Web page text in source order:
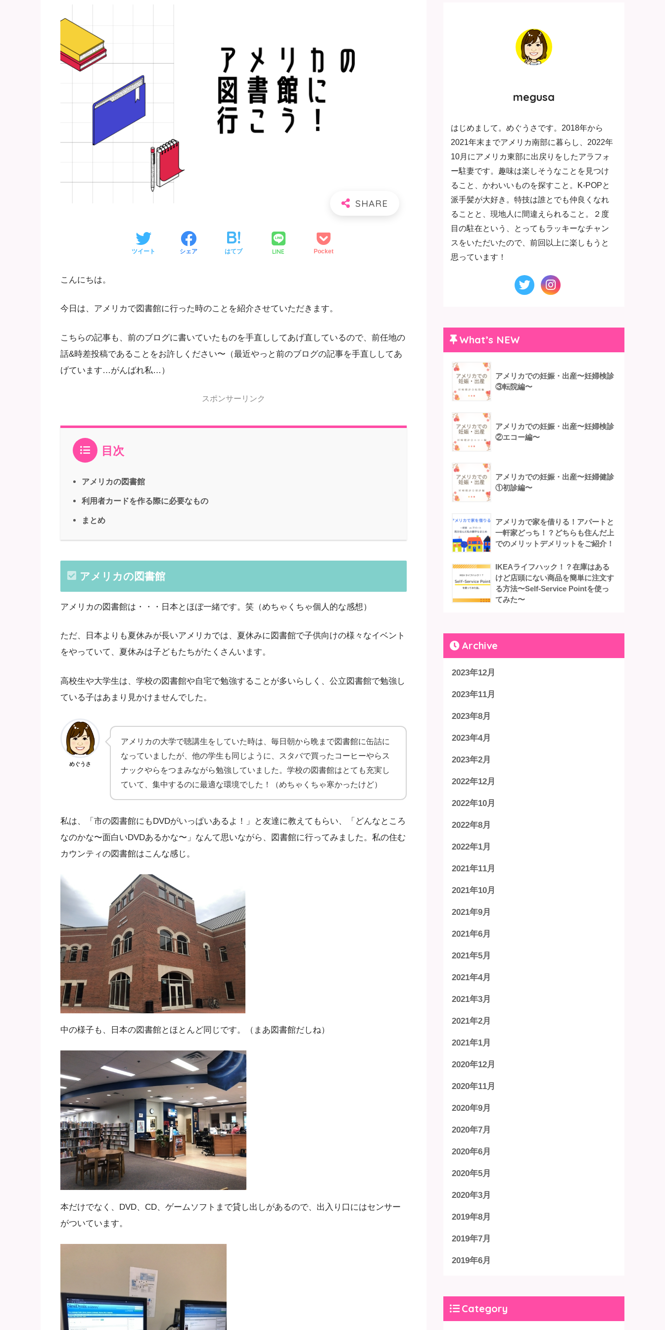
ツイート シェア はてブ LINE Pocket
こんにちは。
今日は、アメリカで図書館に行った時のことを紹介させていただきます。
こちらの記事も、前のブログに書いていたものを手直ししてあげ直しているので、前任地の
話&時差投稿であることをお許しください〜（最近やっと前のブログの記事を手直ししてあ
げています…がんばれ私…）
スポンサーリンク
目次
アメリカの図書館
利用者カードを作る際に必要なもの
まとめ
アメリカの図書館
アメリカの図書館は・・・日本とほぼ一緒です。笑（めちゃくちゃ個人的な感想）
ただ、日本よりも夏休みが長いアメリカでは、夏休みに図書館で子供向けの様々なイベント
をやっていて、夏休みは子どもたちがたくさんいます。
高校生や大学生は、学校の図書館や自宅で勉強することが多いらしく、公立図書館で勉強し
ている子はあまり見かけませんでした。
めぐうさ
アメリカの大学で聴講生をしていた時は、毎日朝から晩まで図書館に缶詰に
なっていましたが、他の学生も同じように、スタバで買ったコーヒーやらス
ナックやらをつまみながら勉強していました。学校の図書館はとても充実し
ていて、集中するのに最適な環境でした！（めちゃくちゃ寒かったけど）
私は、「市の図書館にもDVDがいっぱいあるよ！」と友達に教えてもらい、「どんなところ
なのかな〜面白いDVDあるかな〜」なんて思いながら、図書館に行ってみました。私の住む
カウンティの図書館はこんな感じ。
中の様子も、日本の図書館とほとんど同じです。（まあ図書館だしね）
本だけでなく、DVD、CD、ゲームソフトまで貸し出しがあるので、出入り口にはセンサー
がついています。
megusa
はじめまして。めぐうさです。2018年から
2021年末までアメリカ南部に暮らし、2022年
10月にアメリカ東部に出戻りをしたアラフォ
ー駐妻です。趣味は楽しそうなことを見つけ
ること、かわいいものを探すこと。K-POPと
派手髪が大好き。特技は誰とでも仲良くなれ
ることと、現地人に間違えられること。２度
目の駐在という、とってもラッキーなチャン
スをいただいたので、前回以上に楽しもうと
思っています！
What’s NEW
アメリカでの妊娠・出産〜妊婦検診
③転院編〜
アメリカでの妊娠・出産〜妊婦検診
②エコー編〜
アメリカでの妊娠・出産〜妊婦健診
①初診編〜
アメリカで家を借りる！アパートと
一軒家どっち！？どちらも住んだ上
でのメリットデメリットをご紹介！
IKEAライフハック！？在庫はある
けど店頭にない商品を簡単に注文す
る方法〜Self-Service Pointを使っ
てみた〜
Archive
2023年12月
2023年11月
2023年8月
2023年4月
2023年2月
2022年12月
2022年10月
2022年8月
2022年1月
2021年11月
2021年10月
2021年9月
2021年6月
2021年5月
2021年4月
2021年3月
2021年2月
2021年1月
2020年12月
2020年11月
2020年9月
2020年7月
2020年6月
2020年5月
2020年3月
2019年8月
2019年7月
2019年6月
Category